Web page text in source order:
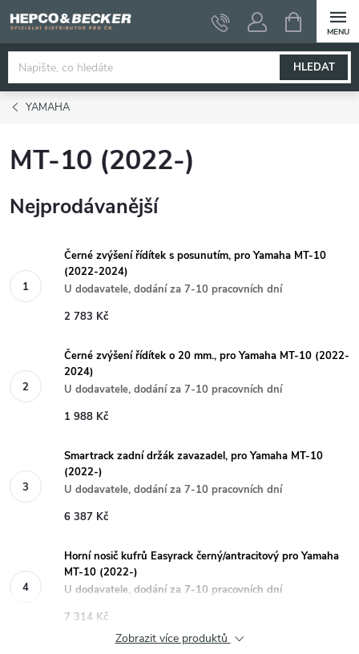
na
obsah
HLEDAT
NÁKUPNÍ
KOŠÍK
YAMAHA
MT-10 (2022-)
Nejprodávanější
Černé zvýšení řídítek s posunutím, pro Yamaha MT-10
(2022-2024)
U dodavatele, dodání za 7-10 pracovních dní
2 783 Kč
Černé zvýšení řídítek o 20 mm., pro Yamaha MT-10 (2022-
2024)
U dodavatele, dodání za 7-10 pracovních dní
1 988 Kč
Smartrack zadní držák zavazadel, pro Yamaha MT-10
(2022-)
U dodavatele, dodání za 7-10 pracovních dní
6 387 Kč
Horní nosič kufrů Easyrack černý/antracitový pro Yamaha
MT-10 (2022-)
U dodavatele, dodání za 7-10 pracovních dní
7 314 Kč
Zobrazit více produktů